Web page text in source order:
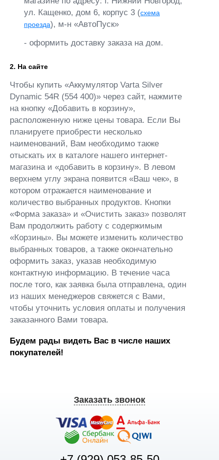
ул. Кащенко, дом 6, корпус 3 (схема
проезда), м-н «АвтоПуск»
- оформить доставку заказа на дом.
2. На сайте
Чтобы купить «Аккумулятор Varta Silver
Dynamic 54R (554 400)» через сайт, нажмите
на кнопку «Добавить в корзину»,
расположенную ниже цены товара. Если Вы
планируете приобрести несколько
наименований, Вам необходимо также
отыскать их в каталоге нашего интернет-
магазина и «добавить в корзину». В левом
верхнем углу экрана появится «Ваш чек», в
котором отражается наименование и
количество выбранных продуктов. Кнопки
«Форма заказа» и «Очистить заказ» позволят
Вам продолжить работу с содержимым
«Корзины». Вы можете изменить количество
выбранных товаров, а также окончательно
оформить заказ, указав необходимую
контактную информацию. В течение часа
после того, как заявка была отправлена, один
из наших менеджеров свяжется с Вами,
чтобы уточнить условия оплаты и получения
заказанного Вами товара.
Будем рады видеть Вас в числе наших
покупателей!
Заказать звонок